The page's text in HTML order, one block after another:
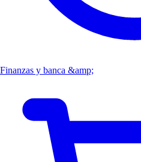
Finanzas y banca &amp;